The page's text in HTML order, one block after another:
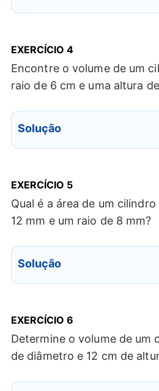
EXERCÍCIO 4
Encontre o volume de um
raio de 6 cm e uma altura
Solução
EXERCÍCIO 5
Qual é a área de um
12 mm e um raio de 8 mm?
Solução
EXERCÍCIO 6
Determine o volume de um
de diâmetro e 12 cm de